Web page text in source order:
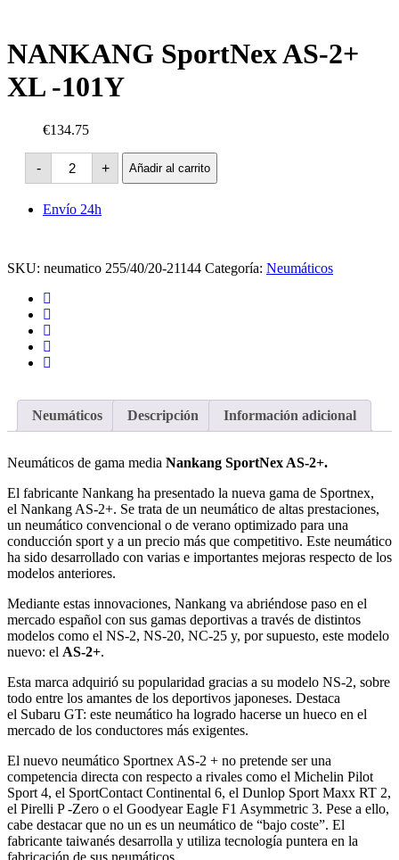
NANKANG SportNex AS-2+
XL -101Y
€134.75
-
NANKANG
SportNex
AS-
XL
+ Añadir al carrito
Envío 24h
SKU: neumatico 255/40/20-21144 Categoría: Neumáticos
Neumáticos Descripción Información adicional
Neumáticos de gama media Nankang SportNex AS-2+.
El fabricante Nankang ha presentado la nueva gama de Sportnex,
el Nankang AS-2+. Se trata de un neumático de altas prestaciones,
un neumático convencional o de verano optimizado para una
conducción sport y a un precio más que competitivo. Este neumático
ha sido desarrollado con varias e importantes mejoras respecto de los
modelos anteriores.
Mediante estas innovaciones, Nankang va abriéndose paso en el
mercado español con sus gamas deportivas a través de distintos
modelos como el NS-2, NS-20, NC-25 y, por supuesto, este modelo
nuevo: el AS-2+.
Esta marca adquirió su popularidad gracias a su modelo NS-2, sobre
todo entre los amantes de los deportivos japoneses. Destaca
el Subaru GT: este neumático ha logrado hacerse un hueco en el
mercado de los conductores más exigentes.
El nuevo neumático Sportnex AS-2 + no pretende ser una
competencia directa con respecto a rivales como el Michelin Pilot
Sport 4, el SportContact Continental 6, el Dunlop Sport Maxx RT 2,
el Pirelli P -Zero o el Goodyear Eagle F1 Asymmetric 3. Pese a ello,
cabe destacar que no un es un neumático de “bajo coste”. El
fabricante taiwanés desarrolla y utiliza tecnología puntera en la